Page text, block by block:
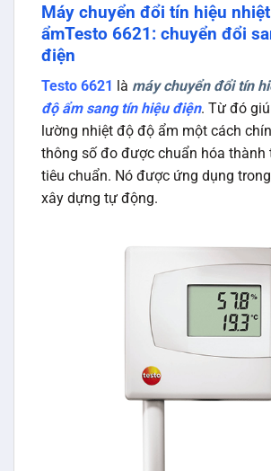
Máy chuyển đổi tín hiệu
ẩmTesto 6621: chuyển đổi
điện
Testo 6621 là máy chuyển đổi tín
độ ẩm sang tín hiệu điện. Từ đó
lường nhiệt độ độ ẩm một cách
thông số đo được chuẩn hóa thành
tiêu chuẩn. Nó được ứng dụng
xây dựng tự động.